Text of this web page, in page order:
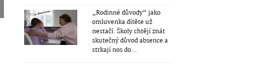
„Rodinné důvody“ jako
omluvenka dítěte už
nestačí. Školy chtějí znát
skutečný důvod absence a
strkají nos do...